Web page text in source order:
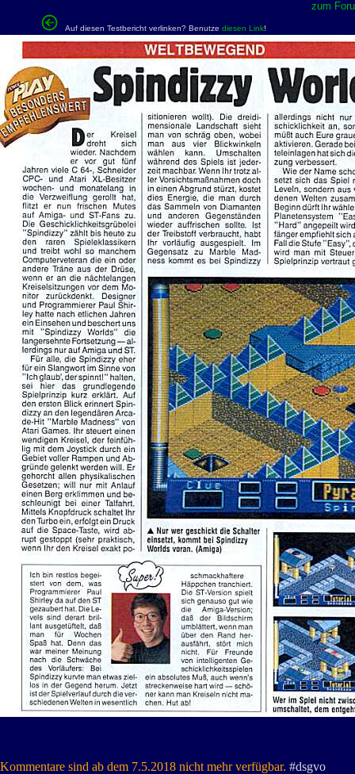
zum
Auf diesen Testbericht verlinken? Benutze diesen Link!
Kommentare sind ab dem 7.5.2018 nicht mehr verfügbar. #dsgvo